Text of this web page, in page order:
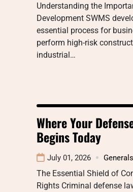
Understanding the
Development SWMS
essential process for
perform high-risk
industrial…
Where Your
Begins Today
July 01, 2026 Generals
The Essential Shield of
Rights Criminal defense